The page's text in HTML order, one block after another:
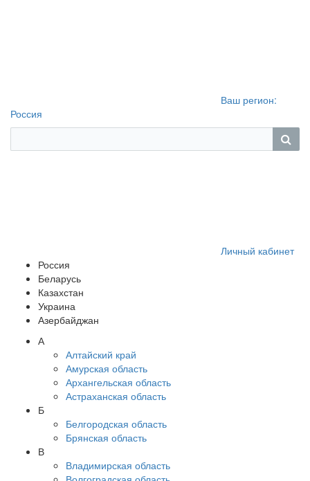
Ваш регион:
Россия
Личный кабинет
Россия
Беларусь
Казахстан
Украина
Азербайджан
А
Алтайский край
Амурская область
Архангельская область
Астраханская область
Б
Белгородская область
Брянская область
В
Владимирская область